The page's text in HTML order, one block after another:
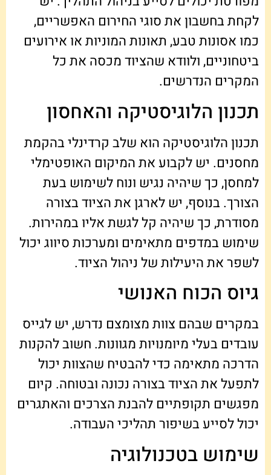
לקחת בחשבון את סוגי החירום האפשריים,
כמו אסונות טבע, תאונות המוניות או אירועים
ביטחוניים, ולוודא שהציוד מכסה את כל
המקרים הנדרשים.
תכנון הלוגיסטיקה והאחסון
תכנון הלוגיסטיקה הוא שלב קרדינלי בהקמת
מחסנים. יש לקבוע את המיקום האופטימלי
למחסן, כך שיהיה נגיש ונוח לשימוש בעת
הצורך. בנוסף, יש לארגן את הציוד בצורה
מסודרת, כך שיהיה קל לגשת אליו במהירות.
שימוש במדפים מתאימים ומערכות סיווג יכול
לשפר את היעילות של ניהול הציוד.
גיוס הכוח האנושי
במקרים שבהם צוות מצומצם נדרש, יש לגייס
עובדים בעלי מיומנויות מגוונות. חשוב להקנות
הדרכה מתאימה כדי להבטיח שהצוות יכול
לתפעל את הציוד בצורה נכונה ובטוחה. קיום
מפגשים תקופתיים להבנת הצרכים והאתגרים
יכול לסייע בשיפור תהליכי העבודה.
שימוש בטכנולוגיה